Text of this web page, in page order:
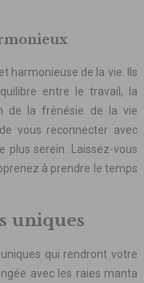
harmonieuse de la vie. Ils
entre le travail, la
de la frénésie de la vie
vous reconnecter avec
plus serein. Laissez-vous
à prendre le temps
uniques
qui rendront votre
avec les raies manta